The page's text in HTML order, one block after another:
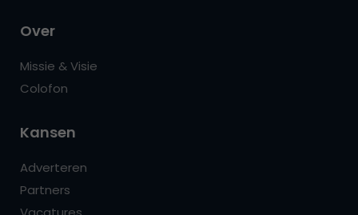
Over
Missie & Visie
Colofon
Kansen
Adverteren
Partners